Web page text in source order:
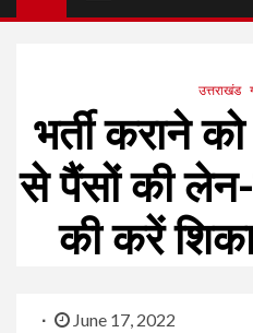
उत्तराखंड
भर्ती कराने
से पैंसों की
की करें
June 17, 2022